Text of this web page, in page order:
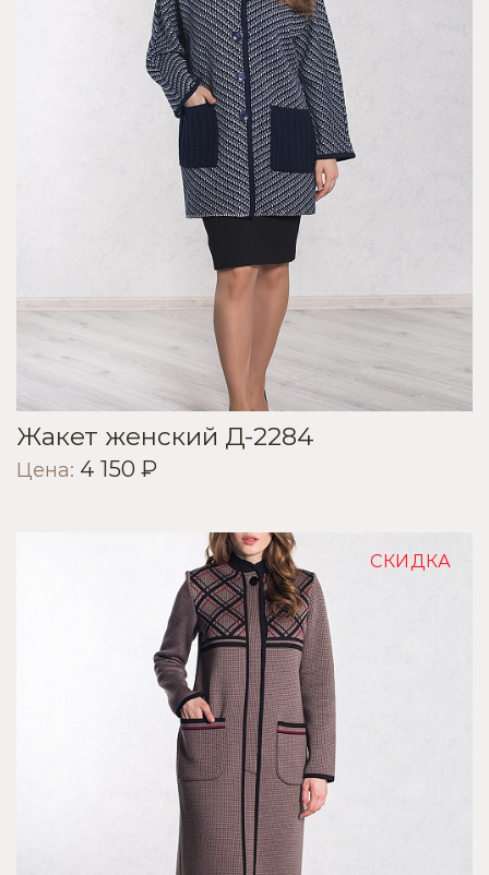
Жакет женский Д-2284
Цена: 4 150 ₽
СКИДКА